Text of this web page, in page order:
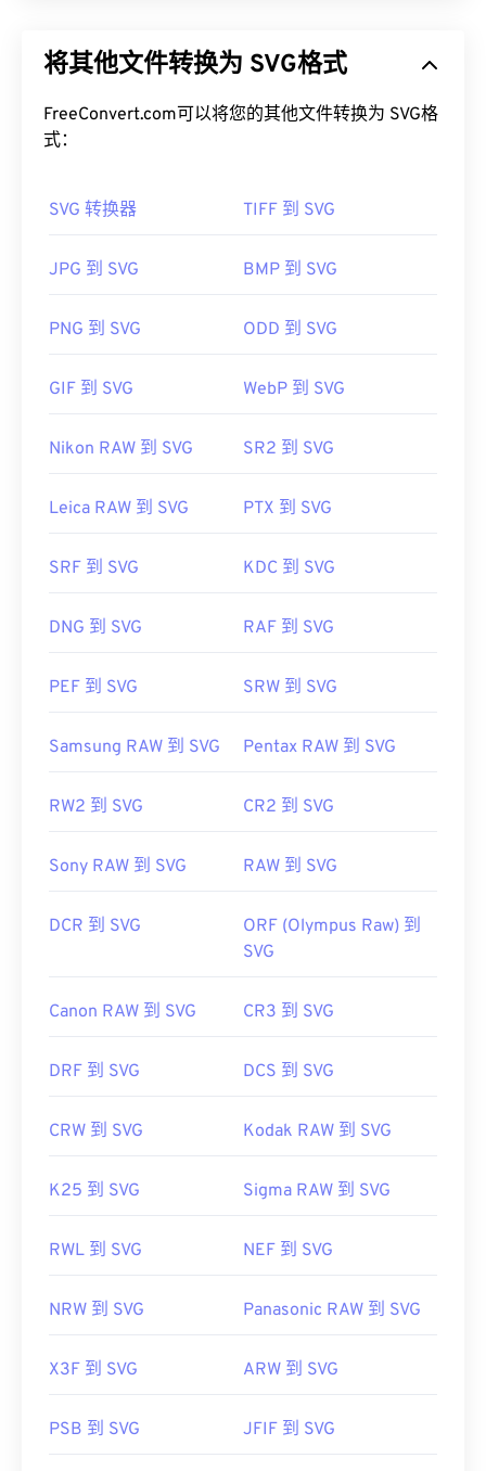
如何打开 PSD 文件？
Adobe Photoshop 是打开 PSD 文件最常用的程序。
GNU 图像处理程序（也称为
了解决这个问题，PSD 通常会被转换为可以压缩数
开发者：Adobe Inc.
有用的链接：
https://www.lifewire.com/psd-file-2622194
矢量图形，并支持有限的动画。正如其名称所示，使
类型可以在不损失图像质量的情况下调整大小。此
外，SVG 的独特之处在于它不是一种图像格式。相
MicrosoftEdge）
中轻松打开。此外，由于 SVG 是
与 XML 相关的文本。
保先安装 Adob​​e Creative Suite 的SVG Kit
可。借助一些在线工具，您可以转换 SVG 文件。要
SVG 转 PDF工具。要将矢量文件（例如 SVG 转
转 PNG工具。
开发者：万维网联盟（W3C）
首次发布：2001 年 9 月 4 日
https://www.lifewire.com/svg-file-4120603
将其他文件转换为 SVG格式
FreeConvert.com可以将您的其他文件转换为 SVG格
式：
SVG 转换器 TIFF 到 SVG
JPG 到 SVG BMP 到 SVG
PNG 到 SVG ODD 到 SVG
GIF 到 SVG WebP 到 SVG
Nikon RAW 到 SVG SR2 到 SVG
Leica RAW 到 SVG PTX 到 SVG
SRF 到 SVG KDC 到 SVG
DNG 到 SVG RAF 到 SVG
PEF 到 SVG SRW 到 SVG
Samsung RAW 到 SVG Pentax RAW 到 SVG
RW2 到 SVG CR2 到 SVG
Sony RAW 到 SVG RAW 到 SVG
DCR 到 SVG
ORF (Olympus Raw) 到
SVG
Canon RAW 到 SVG CR3 到 SVG
DRF 到 SVG DCS 到 SVG
CRW 到 SVG Kodak RAW 到 SVG
K25 到 SVG Sigma RAW 到 SVG
RWL 到 SVG NEF 到 SVG
NRW 到 SVG Panasonic RAW 到 SVG
X3F 到 SVG ARW 到 SVG
PSB 到 SVG JFIF 到 SVG